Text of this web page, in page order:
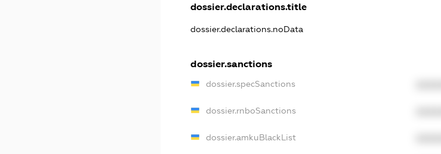
dossier.declarations.title
dossier.declarations.noData
dossier.sanctions
dossier.specSanctions
dossier.rnboSanctions
dossier.amkuBlackList